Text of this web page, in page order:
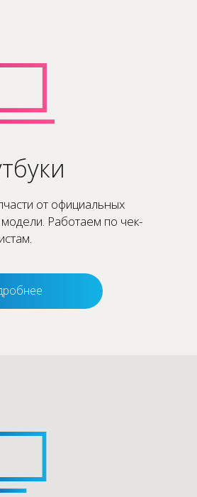
от официальных
Работаем по чек-